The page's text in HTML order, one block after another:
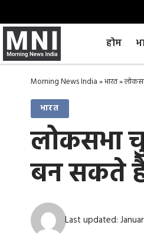
होम
Morning News India»भारत»
भारत
लोकसभा
बन सकते
Last updated: